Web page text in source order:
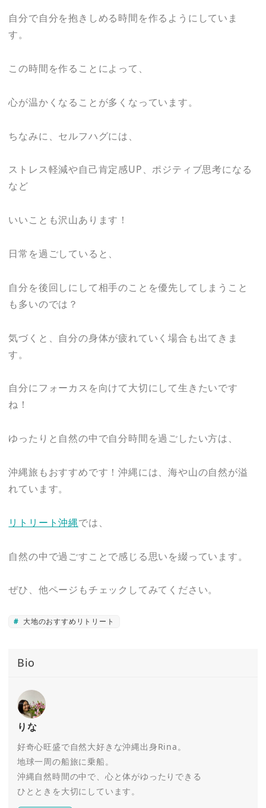
自分で自分を抱きしめる時間を作るようにしていま
す。
この時間を作ることによって、
心が温かくなることが多くなっています。
ちなみに、セルフハグには、
ストレス軽減や自己肯定感UP、ポジティブ思考になる
など
いいことも沢山あります！
日常を過ごしていると、
自分を後回しにして相手のことを優先してしまうこと
も多いのでは？
気づくと、自分の身体が疲れていく場合も出てきま
す。
自分にフォーカスを向けて大切にして生きたいです
ね！
ゆったりと自然の中で自分時間を過ごしたい方は、
沖縄旅もおすすめです！沖縄には、海や山の自然が溢
れています。
リトリート沖縄では、
自然の中で過ごすことで感じる思いを綴っています。
ぜひ、他ページもチェックしてみてください。
大地のおすすめリトリート
Bio
りな
好奇心旺盛で自然大好きな沖縄出身Rina。
地球一周の船旅に乗船。
沖縄自然時間の中で、心と体がゆったりできる
ひとときを大切にしています。